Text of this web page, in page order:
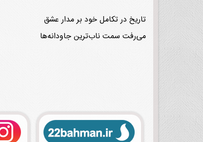
تاریخ در تکامل خود بر مدار عشق
می‌رفت سمت ناب‌ترین جاودانه‌ها